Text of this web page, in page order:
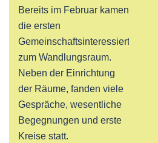
Bereits im Februar kamen
die ersten
Gemeinschaftsinteressierten
zum Wandlungsraum.
Neben der Einrichtung
der Räume, fanden viele
Gespräche, wesentliche
Begegnungen und erste
Kreise statt.